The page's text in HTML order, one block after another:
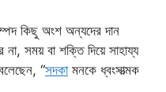
কিছু অংশ অন্যদের দান
না, সময় বা শক্তি দিয়ে সাহায্য
“সদকামনকে ধ্বংসাত্মক